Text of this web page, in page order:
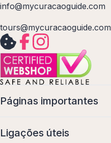
info@mycuracaoguide.com
tours@mycuracaoguide.com
Páginas importantes
Ligações úteis